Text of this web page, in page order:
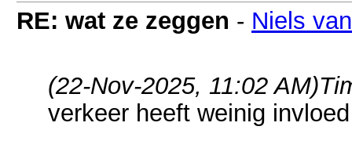
RE: wat ze zeggen - Niels
(22-Nov-2025, 11:02 AM)
verkeer heeft weinig